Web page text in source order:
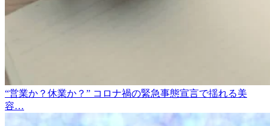
“営業か？休業か？” コロナ禍の緊急事態宣言で揺れる美
容…